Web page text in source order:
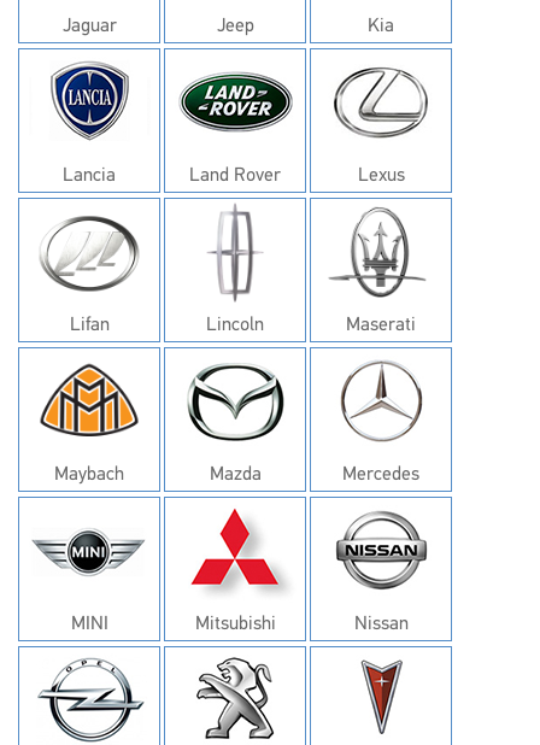
Jaguar Jeep Kia
Lancia Land Rover Lexus
Lifan Lincoln Maserati
Maybach Mazda Mercedes
MINI Mitsubishi Nissan